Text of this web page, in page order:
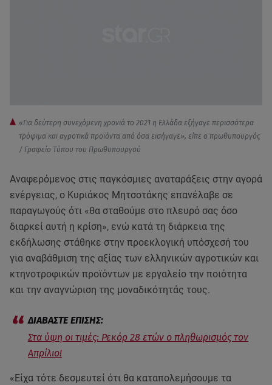
«Για δεύτερη συνεχόμενη χρονιά το 2021 η Ελλάδα εξήγαγε περισσότερα
τρόφιμα και αγροτικά προϊόντα από όσα εισήγαγε», είπε ο πρωθυπουργός
/ Γραφείο Τύπου του Πρωθυπουργού
Αναφερόμενος στις παγκόσμιες αναταράξεις στην αγορά
ενέργειας, ο Κυριάκος Μητσοτάκης επανέλαβε σε
παραγωγούς ότι «θα σταθούμε στο πλευρό σας όσο
διαρκεί αυτή η κρίση», ενώ κατά τη διάρκεια της
εκδήλωσης στάθηκε στην προεκλογική υπόσχεσή του
για αναβάθμιση της αξίας των ελληνικών αγροτικών και
κτηνοτροφικών προϊόντων με εργαλείο την ποιότητα
και την αναγνώριση της μοναδικότητάς τους.
Στα ύψη οι τιμές: Ρεκόρ 28 ετών ο πληθωρισμός τον
Απρίλιο!
«Είχα τότε δεσμευτεί ότι θα καταπολεμήσουμε τα